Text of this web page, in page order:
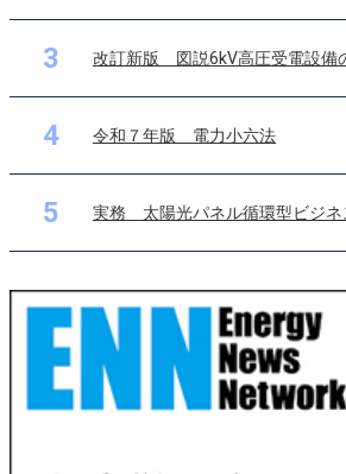
3 改訂新版 図説6kV高圧受電設備
4 令和７年版 電力小六法
5 実務 太陽光パネル循環型ビジネ